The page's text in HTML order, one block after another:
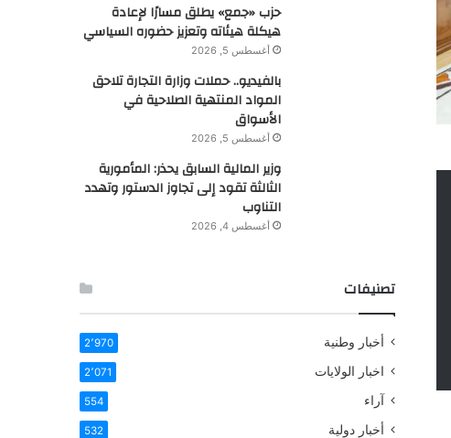
حزب «جمع» يطلق مسارًا لإعادة
هيكلة هيئاته وتعزيز حضوره السياسي
أغسطس 5, 2026
بالفيديو.. حملات وزارة التجارة تلاحق
المواد المنتهية الصلاحية في
الأسواق
أغسطس 5, 2026
وزير المالية السابق يحذر: المأمورية
الثالثة تقود إلى تجاوز الدستور وتهدد
التناوب
أغسطس 4, 2026
تصنيفات
أخبار وطنية 2٬970
اخبار الولايات 2٬071
آراء 554
أخبار دولية 532